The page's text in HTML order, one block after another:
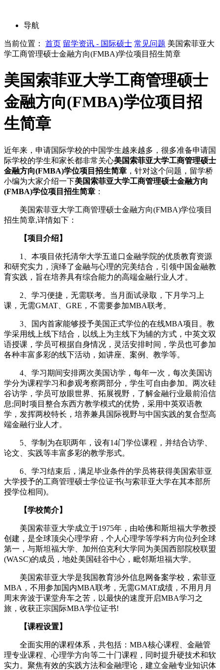
导航
当前位置： 首页 留学资讯 - 国际硕士 常见问题 美国索菲亚大
学工商管理硕士金融方向(FMBA)学位项目招生简章
美国索菲亚大学工商管理硕士
金融方向(FMBA)学位项目招
生简章
近年来，申请国际学校的中国学生越来越多，很多准备申请国
际学校的学生和家长都非常关心美国索菲亚大学工商管理硕士
金融方向(FMBA)学位项目招生简章 ，针对这个问题，留学桥
小编为大家介绍一下美国索菲亚大学工商管理硕士金融方向
(FMBA)学位项目招生简章 ：
美国索菲亚大学工商管理硕士金融方向(FMBA)学位项目
招生简章,详情如下：
【项目介绍】
1、本项目依托清华大学五道口金融学院的优质教育资源
和研究实力，演绎了金融与心理的完美结合，引领中国金融教
育实践，旨在培养具有综合能力的高端金融行业人才。
2、学习便捷，无需联考。当月面试录取，下月学习上
课，无需GMAT、GRE，不需要参加MBA联考。
3、国内首家能够授予美国正式学位的在线MBA项目。教
学采用线上线下结合，以线上为主线下为辅的方式，中英文双
语授课，学员可根据自身情况，灵活安排时间，学员也可参加
各种丰富多彩的线下活动，如讲座、案例、教学等。
4、学习期间安排两次美国访学，每年一次，每次美国访
学分为课程学习和参观考察两部分，学生可自由参加。两次硅
谷访学，学员可放眼世界、拓展视野，了解金融行业最前沿信
息;同时项目整合东西方教学模式的优势，采用中英双语教
学，发挥两校特长，培养兼具国际视野与中国实践的复合型高
端金融行业人才。
5、学制为在职两年，设有14门学位课程，并结合访学、
论文、实践等丰富多彩的教学形式。
6、学习结束后，满足毕业条件的学员将获得美国索菲亚
大学授予的工商管理硕士学位证书(与索菲亚大学在其本部所
授学位相同)。
【学校简介】
美国索菲亚大学成立于1975年，由哈佛和斯坦福大学教授
创建，是全球顶尖心理学府，个人心理学等学科方向位列全球
第一，与斯坦福大学、加州伯克利大学同为美国西部院校联盟
(WASC)的成员，地处美国硅谷中心，毗邻斯坦福大学。
美国索菲亚大学是我国教育涉外信息网备案学校，索菲亚
MBA，不用参加国内MBA联考，无需GMAT成绩，不用月月
周末奔波于课堂舟车之苦，以最快的速度开启MBA学习之
旅，收获正宗国际MBA学位证书!
【课程设置】
全面实用的课程体系，共包括：MBA核心课程、金融管
理专业课程、心理学方向等二十门课程，同时提升硬技术和软
实力。聚焦有效的实践方法和金融理论，建立金融专业知识体